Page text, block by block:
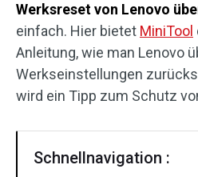
Werksreset von Lenovo
einfach. Hier bietet MiniTool
Anleitung, wie man Lenovo
Werkseinstellungen
wird ein Tipp zum Schutz
Schnellnavigation :